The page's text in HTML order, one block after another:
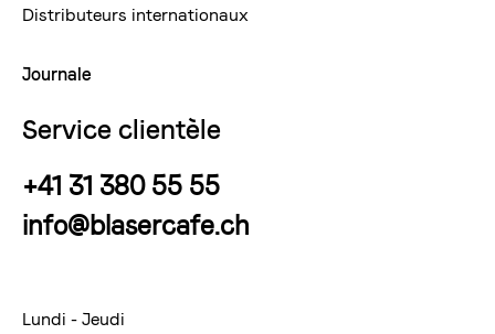
Distributeurs internationaux
Journale
Service clientèle
+41 31 380 55 55
info@blasercafe.ch
Lundi - Jeudi